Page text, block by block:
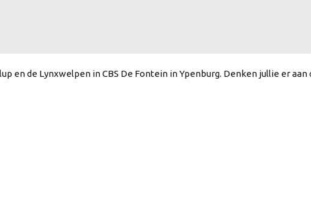
en de Lynxwelpen in CBS De Fontein in Ypenburg. Denken jullie er